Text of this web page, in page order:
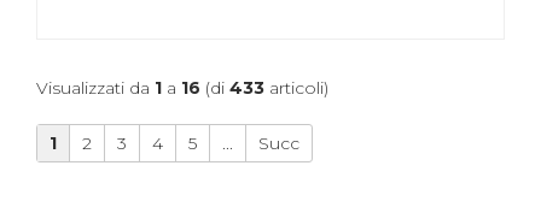
Visualizzati da 1 a 16 (di 433 articoli)
1 2 3 4 5 ... Succ